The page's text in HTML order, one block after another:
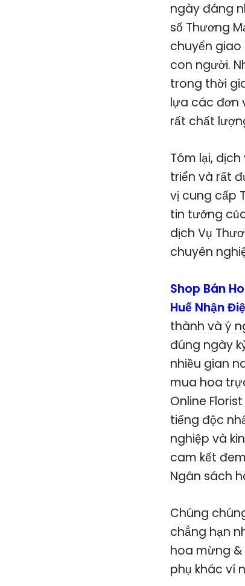
ngày đáng
số Thương
chuyển
con người.
trong thời
lựa các đơn
rất chất
Tóm lại,
triển và rất
vị cung cấp
tin tưởng
dịch Vụ
chuyên
Shop Bán
Huế Nhận
thành và ý
đúng ngày
nhiều gian
mua hoa
Online
tiếng độc
nghiệp và
cam kết
Ngân sách
Chúng
chẳng hạn
hoa mừng
phụ khác ví